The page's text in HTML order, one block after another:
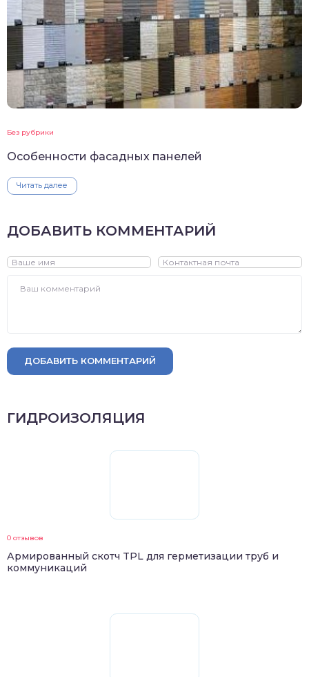
Без рубрики
Особенности фасадных панелей
Читать далее
ДОБАВИТЬ КОММЕНТАРИЙ
ДОБАВИТЬ КОММЕНТАРИЙ
ГИДРОИЗОЛЯЦИЯ
0 отзывов
Армированный скотч TPL для герметизации труб и
коммуникаций